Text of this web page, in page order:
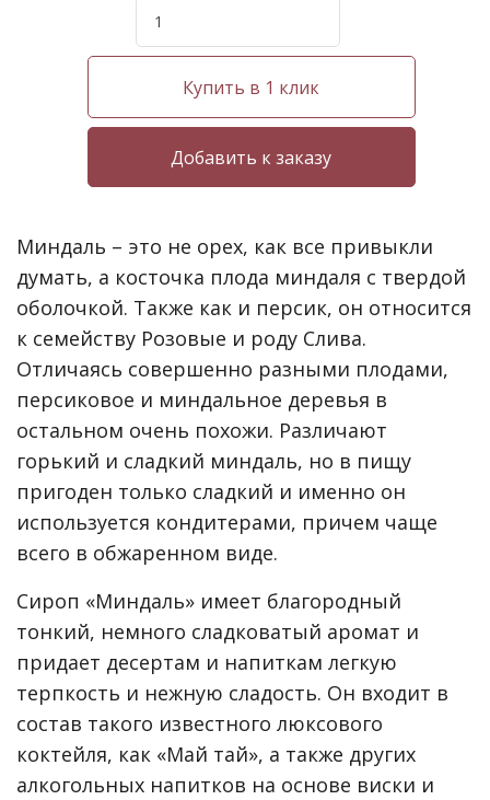
Купить в 1 клик
Миндаль – это не орех, как все привыкли
думать, а косточка плода миндаля с твердой
оболочкой. Также как и персик, он относится
к семейству Розовые и роду Слива.
Отличаясь совершенно разными плодами,
персиковое и миндальное деревья в
остальном очень похожи. Различают
горький и сладкий миндаль, но в пищу
пригоден только сладкий и именно он
используется кондитерами, причем чаще
всего в обжаренном виде.
Сироп «Миндаль» имеет благородный
тонкий, немного сладковатый аромат и
придает десертам и напиткам легкую
терпкость и нежную сладость. Он входит в
состав такого известного люксового
коктейля, как «Май тай», а также других
алкогольных напитков на основе виски и